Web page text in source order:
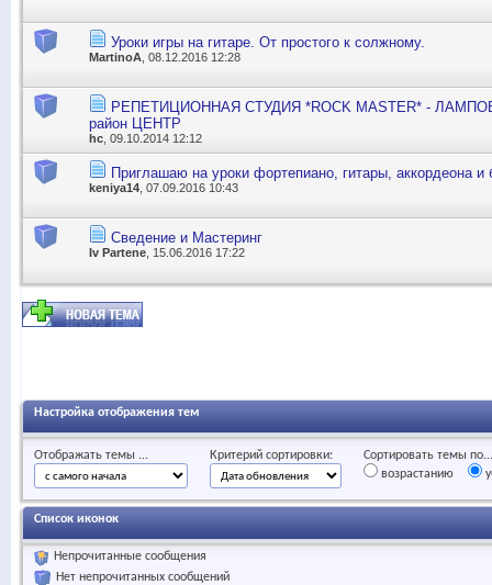
Уроки игры на гитаре. От простого к солжному.
MartinoA , 08.12.2016 12:28
РЕПЕТИЦИОННАЯ СТУДИЯ *ROCK MASTER* -
район ЦЕНТР
hc , 09.10.2014 12:12
Приглашаю на уроки фортепиано, гитары, аккордеона и
keniya14 , 07.09.2016 10:43
Сведение и Мастеринг
Iv Partene , 15.06.2016 17:22
Настройка отображения тем
Отображать темы ... Критерий сортировки:
Сортировать темы по...
возрастанию
Список иконок
Непрочитанные сообщения
Нет непрочитанных сообщений